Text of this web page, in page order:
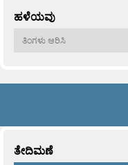
ಹಳೆಯವು
ಹಳೆಯವು
ತೇದಿಮಣೆ